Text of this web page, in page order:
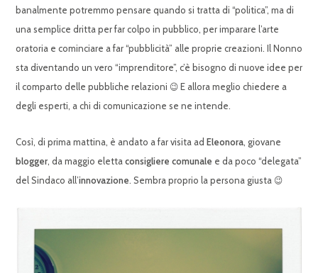
banalmente potremmo pensare quando si tratta di “politica”, ma di
una semplice dritta per far colpo in pubblico, per imparare l’arte
oratoria e cominciare a far “pubblicità” alle proprie creazioni. Il Nonno
sta diventando un vero “imprenditore”, c’è bisogno di nuove idee per
il comparto delle pubbliche relazioni 😉 E allora meglio chiedere a
degli esperti, a chi di comunicazione se ne intende.
Così, di prima mattina, è andato a far visita ad Eleonora , giovane
blogger , da maggio eletta consigliere comunale e da poco “delegata”
del Sindaco all’innovazione . Sembra proprio la persona giusta 😉